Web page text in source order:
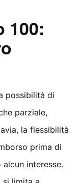
100:
possibilità di
parziale,
la flessibilità
prima di
interesse.